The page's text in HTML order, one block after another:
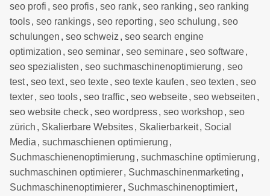
seo profi , seo profis, seo rank, seo ranking , seo ranking
tools, seo rankings, seo reporting , seo schulung , seo
schulungen , seo schweiz , seo search engine
optimization , seo seminar, seo seminare, seo software,
seo spezialisten , seo suchmaschinenoptimierung , seo
test, seo text, seo texte, seo texte kaufen , seo texten , seo
texter, seo tools, seo traffic, seo webseite, seo webseiten ,
seo website check, seo wordpress, seo workshop, seo
zürich , Skalierbare Websites, Skalierbarkeit, Social
Media , suchmaschienen optimierung ,
Suchmaschienenoptimierung , suchmaschine optimierung ,
suchmaschinen optimierer, Suchmaschinenmarketing ,
Suchmaschinenoptimierer, Suchmaschinenoptimiert,